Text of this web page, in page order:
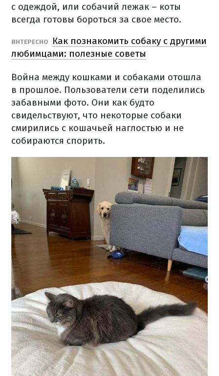
с одеждой, или собачий лежак – коты
всегда готовы бороться за свое место.
ИНТЕРЕСНО Как познакомить собаку с другими
любимцами: полезные советы
Война между кошками и собаками отошла
в прошлое. Пользователи сети поделились
забавными фото. Они как будто
свидельствуют, что некоторые собаки
смирились с кошачьей наглостью и не
собираются спорить.